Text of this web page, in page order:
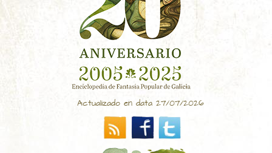
Actualizado en data 27/07/2026